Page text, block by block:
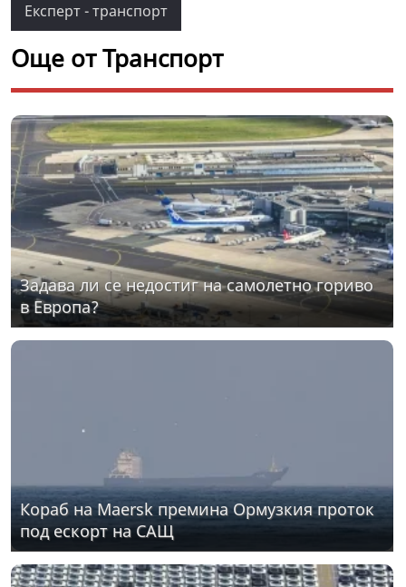
Експерт - транспорт
Още от Транспорт
Задава ли се недостиг на самолетно гориво
в Европа?
Кораб на Maersk премина Ормузкия проток
под ескорт на САЩ